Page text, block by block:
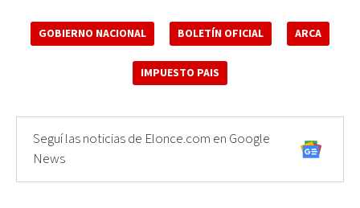
GOBIERNO NACIONAL BOLETÍN OFICIAL ARCA
IMPUESTO PAIS
Seguí las noticias de Elonce.com en Google
News